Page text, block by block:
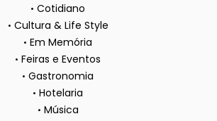
Cotidiano
Cultura & Life Style
Em Memória
Feiras e Eventos
Gastronomia
Hotelaria
Música